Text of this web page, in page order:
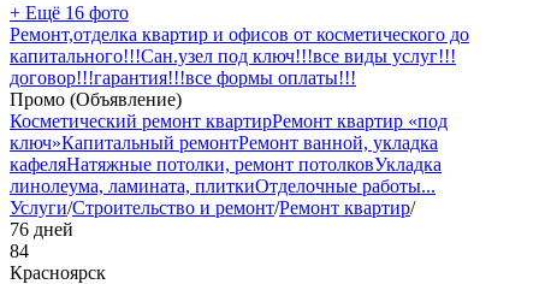
+ Ещё 16 фото
Ремонт,отделка квартир и офисов от косметического до
капитального!!!Сан.узел под ключ!!!все виды услуг!!!
договор!!!гарантия!!!все формы оплаты!!!
Промо (Объявление)
Косметический ремонт квартирРемонт квартир «под
ключ»Капитальный ремонтРемонт ванной, укладка
кафеляНатяжные потолки, ремонт потолковУкладка
линолеума, ламината, плиткиОтделочные работы...
Услуги/Строительство и ремонт/Ремонт квартир/
76 дней
84
Красноярск